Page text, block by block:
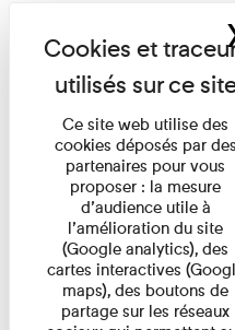
Ce site web utilise des
cookies déposés par des
partenaires pour vous
proposer : la mesure
d’audience utile à
l’amélioration du site
(Google analytics), des
cartes interactives
maps), des boutons de
partage sur les réseaux